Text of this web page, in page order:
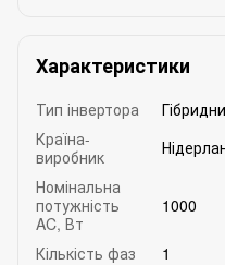
Характеристики
Тип інвертора
Країна-
виробник
Номінальна
потужність
AC, Вт
1000
Кількість фаз
1